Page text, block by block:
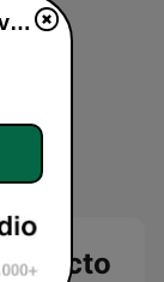
directo
Fiesta FM - Nacional en vivo